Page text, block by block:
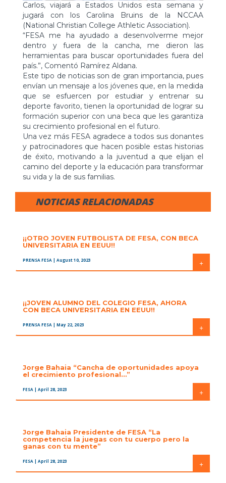
Carlos, viajará a Estados Unidos esta semana y
jugará con los Carolina Bruins de la NCCAA
(National Christian College Athletic Association).
“FESA me ha ayudado a desenvolverme mejor
dentro y fuera de la cancha, me dieron las
herramientas para buscar oportunidades fuera del
país.”, Comentó Ramírez Aldana.
Este tipo de noticias son de gran importancia, pues
envían un mensaje a los jóvenes que, en la medida
que se esfuercen por estudiar y entrenar su
deporte favorito, tienen la oportunidad de lograr su
formación superior con una beca que les garantiza
su crecimiento profesional en el futuro.
Una vez más FESA agradece a todos sus donantes
y patrocinadores que hacen posible estas historias
de éxito, motivando a la juventud a que elijan el
camino del deporte y la educación para transformar
su vida y la de sus familias.
NOTICIAS RELACIONADAS
¡¡OTRO JOVEN FUTBOLISTA DE FESA, CON BECA
UNIVERSITARIA EN EEUU!!
PRENSA FESA | August 10, 2023 +
¡¡JOVEN ALUMNO DEL COLEGIO FESA, AHORA
CON BECA UNIVERSITARIA EN EEUU!!
PRENSA FESA | May 22, 2023 +
Jorge Bahaia “Cancha de oportunidades apoya
el crecimiento profesional…”
FESA | April 28, 2023 +
Jorge Bahaia Presidente de FESA “La
competencia la juegas con tu cuerpo pero la
ganas con tu mente”
FESA | April 28, 2023 +